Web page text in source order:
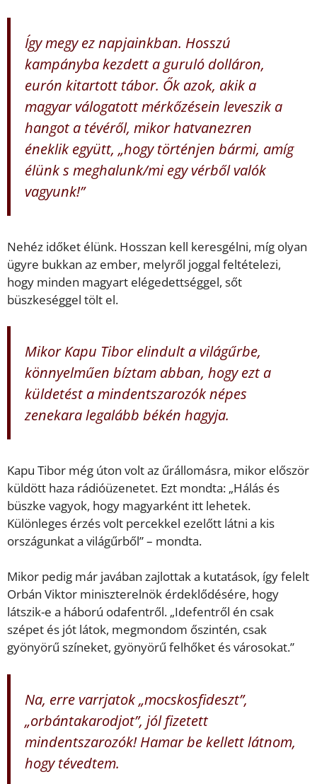
Így megy ez napjainkban. Hosszú
kampányba kezdett a guruló dolláron,
eurón kitartott tábor. Ők azok, akik a
magyar válogatott mérkőzésein leveszik a
hangot a tévéről, mikor hatvanezren
éneklik együtt, „hogy történjen bármi, amíg
élünk s meghalunk/mi egy vérből valók
vagyunk!”
Nehéz időket élünk. Hosszan kell keresgélni, míg olyan
ügyre bukkan az ember, melyről joggal feltételezi,
hogy minden magyart elégedettséggel, sőt
büszkeséggel tölt el.
Mikor Kapu Tibor elindult a világűrbe,
könnyelműen bíztam abban, hogy ezt a
küldetést a mindentszarozók népes
zenekara legalább békén hagyja.
Kapu Tibor még úton volt az űrállomásra, mikor először
küldött haza rádióüzenetet. Ezt mondta: „Hálás és
büszke vagyok, hogy magyarként itt lehetek.
Különleges érzés volt percekkel ezelőtt látni a kis
országunkat a világűrből” – mondta.
Mikor pedig már javában zajlottak a kutatások, így felelt
Orbán Viktor miniszterelnök érdeklődésére, hogy
látszik-e a háború odafentről. „Idefentről én csak
szépet és jót látok, megmondom őszintén, csak
gyönyörű színeket, gyönyörű felhőket és városokat.”
Na, erre varrjatok „mocskosfideszt”,
„orbántakarodjot”, jól fizetett
mindentszarozók! Hamar be kellett látnom,
hogy tévedtem.